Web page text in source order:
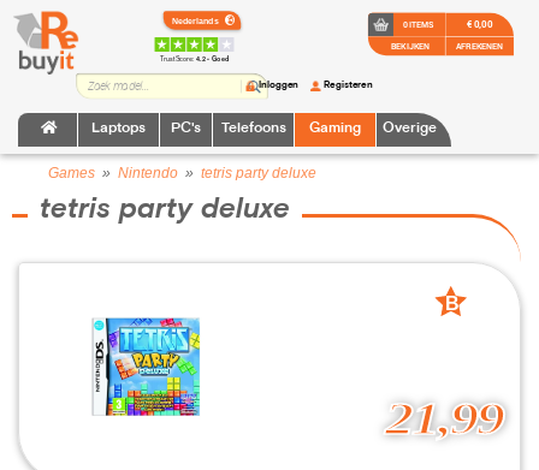
TrustScore:4.2 • Goed
Laptops PC's Telefoons Gaming Overige
Inloggen Registeren
0 ITEMS
BEKIJKEN
€ 0,00
AFREKENEN
Games » Nintendo » tetris party deluxe
tetris party deluxe
21,99
B